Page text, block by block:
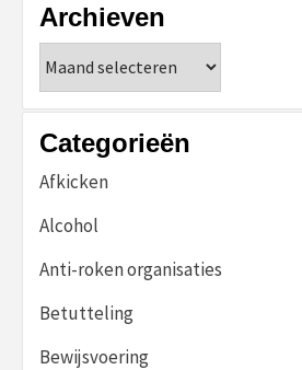
Archieven
Categorieën
Afkicken
Alcohol
Anti-roken organisaties
Betutteling
Bewijsvoering